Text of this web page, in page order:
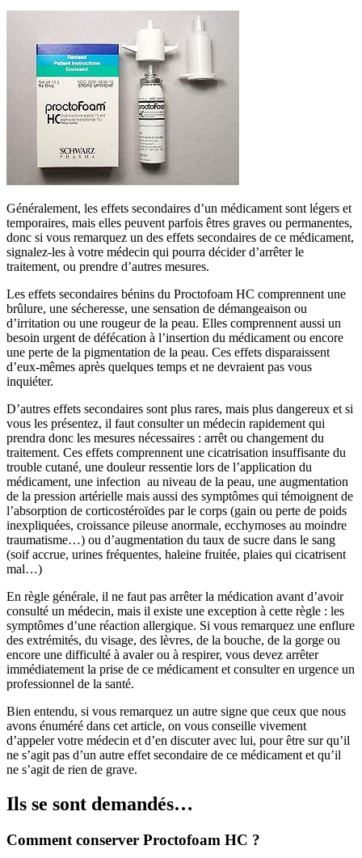
Généralement, les effets secondaires d’un médicament sont légers et
temporaires, mais elles peuvent parfois êtres graves ou permanentes,
donc si vous remarquez un des effets secondaires de ce médicament,
signalez-les à votre médecin qui pourra décider d’arrêter le
traitement, ou prendre d’autres mesures.
Les effets secondaires bénins du Proctofoam HC comprennent une
brûlure, une sécheresse, une sensation de démangeaison ou
d’irritation ou une rougeur de la peau. Elles comprennent aussi un
besoin urgent de défécation à l’insertion du médicament ou encore
une perte de la pigmentation de la peau. Ces effets disparaissent
d’eux-mêmes après quelques temps et ne devraient pas vous
inquiéter.
D’autres effets secondaires sont plus rares, mais plus dangereux et si
vous les présentez, il faut consulter un médecin rapidement qui
prendra donc les mesures nécessaires : arrêt ou changement du
traitement. Ces effets comprennent une cicatrisation insuffisante du
trouble cutané, une douleur ressentie lors de l’application du
médicament, une infection au niveau de la peau, une augmentation
de la pression artérielle mais aussi des symptômes qui témoignent de
l’absorption de corticostéroïdes par le corps (gain ou perte de poids
inexpliquées, croissance pileuse anormale, ecchymoses au moindre
traumatisme…) ou d’augmentation du taux de sucre dans le sang
(soif accrue, urines fréquentes, haleine fruitée, plaies qui cicatrisent
mal…)
En règle générale, il ne faut pas arrêter la médication avant d’avoir
consulté un médecin, mais il existe une exception à cette règle : les
symptômes d’une réaction allergique. Si vous remarquez une enflure
des extrémités, du visage, des lèvres, de la bouche, de la gorge ou
encore une difficulté à avaler ou à respirer, vous devez arrêter
immédiatement la prise de ce médicament et consulter en urgence un
professionnel de la santé.
Bien entendu, si vous remarquez un autre signe que ceux que nous
avons énuméré dans cet article, on vous conseille vivement
d’appeler votre médecin et d’en discuter avec lui, pour être sur qu’il
ne s’agit pas d’un autre effet secondaire de ce médicament et qu’il
ne s’agit de rien de grave.
Ils se sont demandés…
Comment conserver Proctofoam HC ?